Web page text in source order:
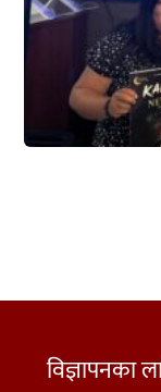
विज्ञापनका